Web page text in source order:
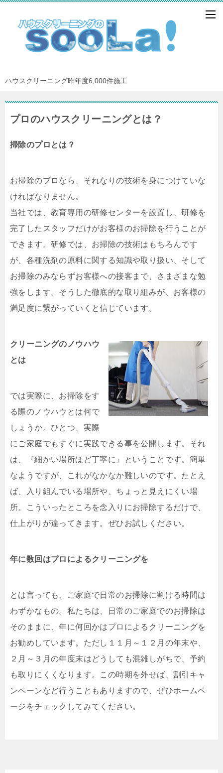
ハウスクリーニング昨年度6,000件施工
プロのハウスクリーニングとは？
掃除のプロとは？
お掃除のプロなら、それなりの技術を身につけていな
ければなりません。
当社では、教育専用の研修センターを設置し、研修を
完了したスタッフだけがお客様のお掃除を行うことが
できます。研修では、お掃除の技術はもちろんです
が、各種洗剤の原料に関する知識や取り扱い、そして
お掃除のみならずお客様への接客まで、さまざまな勉
強をします。そうした徹底的な取り組みが、お客様の
満足度に繋がっていくと信じています。
クリーニングのノウハウ
とは
では実際に、お掃除をす
る際のノウハウとは何で
しょうか。ひとつ、実際
にご家庭でもすぐに実践できる事を公開します。それ
は、『細かい場所ほど丁寧に』ということです。簡単
なようですが、これがなかなか難しいのです。たとえ
ば、入り組んでいる場所や、ちょっと見えにくい場
所。こういったところを念入りにお掃除するだけで、
仕上がりが違ってきます。ぜひお試しください。
年に数回はプロによるクリーニングを
とは言っても、ご家庭で日常のお掃除に割ける時間は
わずかなもの。私たちは、日常のご家庭でのお掃除は
そのままに、年に何回かはプロによるクリーニングを
お勧めしています。ただし１１月～１２月の年末や、
２月～３月の年度末はどうしても混雑しがちで、予約
も取りにくくなります。この時期を外せば、割引キャ
ンペーンなど行うこともありますので、ぜひホームペ
ージをチェックしてみてください。